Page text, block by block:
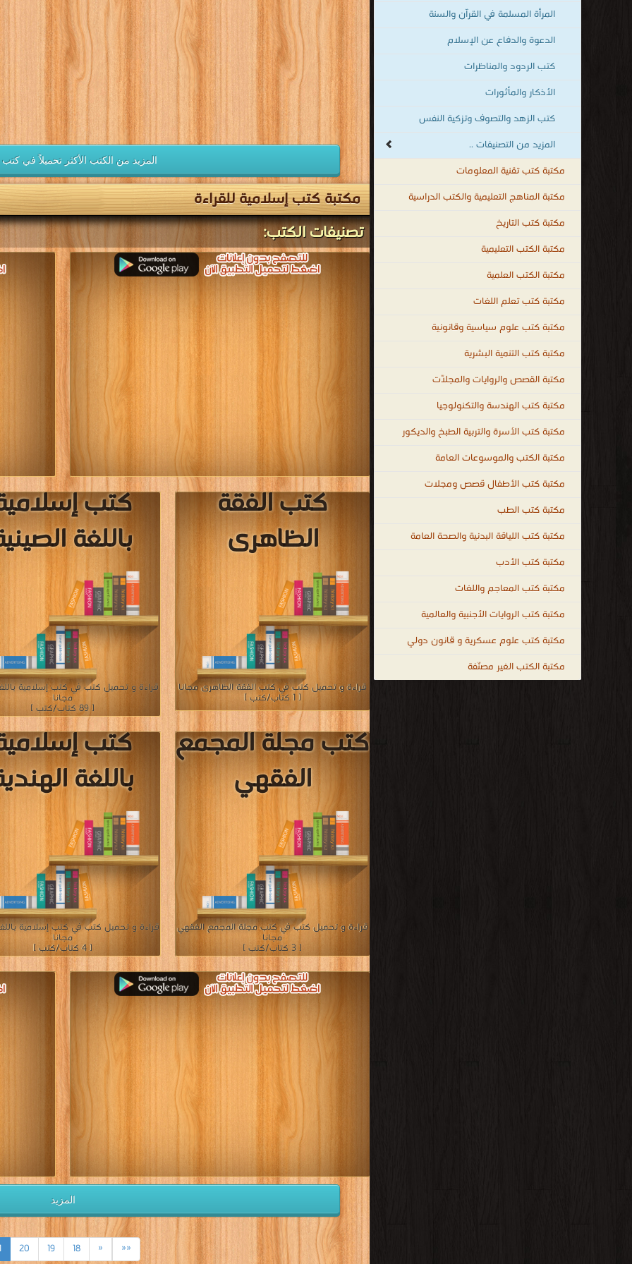
المرأة المسلمة في القرآن والسنة
الدعوة والدفاع عن الإسلام
كتب الردود والمناظرات
الأذكار والمأثورات
كتب الزهد والتصوف وتزكية النفس
المزيد من التصنيفات ..
مكتبة كتب تقنية المعلومات
مكتبة المناهج التعليمية والكتب الدراسية
مكتبة كتب التاريخ
مكتبة الكتب التعليمية
مكتبة الكتب العلمية
مكتبة كتب تعلم اللغات
مكتبة كتب علوم سياسية وقانونية
مكتبة كتب التنمية البشرية
مكتبة القصص والروايات والمجلّات
مكتبة كتب الهندسة والتكنولوجيا
مكتبة كتب الأسرة والتربية الطبخ والديكور
مكتبة الكتب والموسوعات العامة
مكتبة كتب الأطفال قصص ومجلات
مكتبة كتب الطب
مكتبة كتب اللياقة البدنية والصحة العامة
مكتبة كتب الأدب
مكتبة كتب المعاجم واللغات
مكتبة كتب الروايات الأجنبية والعالمية
مكتبة كتب علوم عسكرية و قانون دولي
مكتبة الكتب الغير مصنّفة
المزيد من الكتب الأكثر تحميلاً في كتب
مكتبة كتب إسلامية للقراءة
تصنيفات الكتب:
كتب
باللغة
قراءة و تحميل كتب في كتب إسلامية
مجانا
[ 89 كتاب/كتب ]
كتب الفقة
الظاهرى
قراءة و تحميل كتب في كتب الفقة الظاهرى مجانا
[ 1 كتاب/كتب ]
كتب
باللغة
قراءة و تحميل كتب في كتب إسلامية
مجانا
[ 4 كتاب/كتب ]
كتب مجلة المجمع
الفقهي
قراءة و تحميل كتب في كتب مجلة المجمع الفقهي
مجانا
[ 3 كتاب/كتب ]
المزيد
««
«
18
19
20